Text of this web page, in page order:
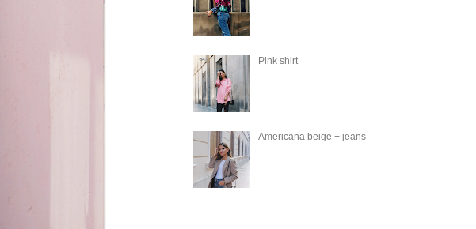
Pink shirt
Americana beige + jeans